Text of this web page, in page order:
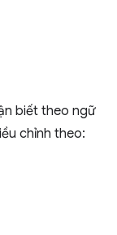
biết theo ngữ
chỉnh theo: